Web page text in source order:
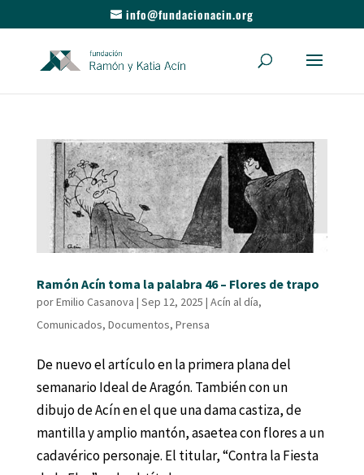
info@fundacionacin.org
Ramón Acín toma la palabra 46 – Flores de trapo
porEmilio Casanova | Sep 12, 2025 | Acín al día,
Comunicados, Documentos, Prensa
De nuevo el artículo en la primera plana del
semanario Ideal de Aragón. También con un
dibujo de Acín en el que una dama castiza, de
mantilla y amplio mantón, asaetea con flores a un
cadavérico personaje. El titular, “Contra la Fiesta